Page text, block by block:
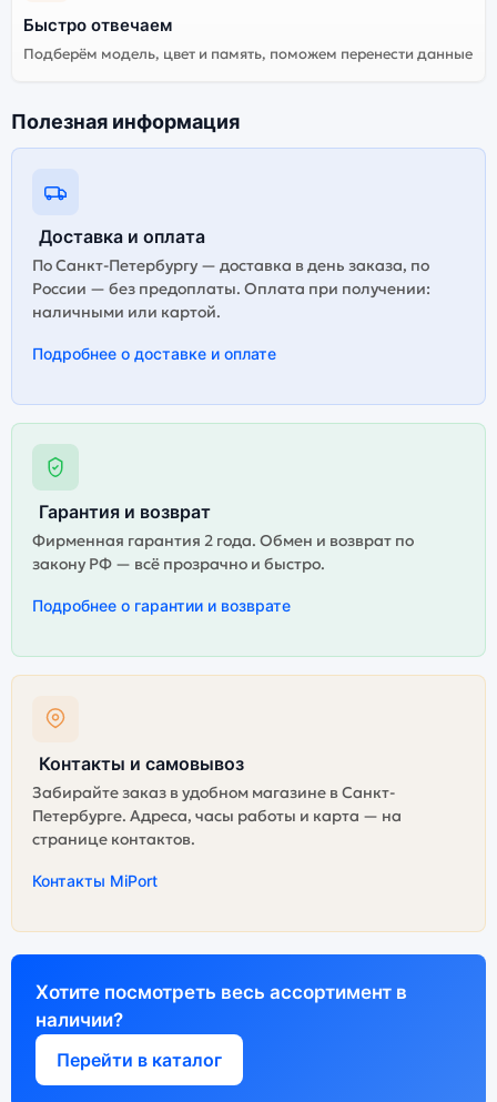
Быстро отвечаем
Подберём модель, цвет и память, поможем перенести данные
Полезная информация
Доставка и оплата
По Санкт-Петербургу — доставка в день заказа, по
России — без предоплаты. Оплата при получении:
наличными или картой.
Подробнее о доставке и оплате
Гарантия и возврат
Фирменная гарантия 2 года. Обмен и возврат по
закону РФ — всё прозрачно и быстро.
Подробнее о гарантии и возврате
Контакты и самовывоз
Забирайте заказ в удобном магазине в Санкт-
Петербурге. Адреса, часы работы и карта — на
странице контактов.
Контакты MiPort
Хотите посмотреть весь ассортимент в
наличии?
Перейти в каталог